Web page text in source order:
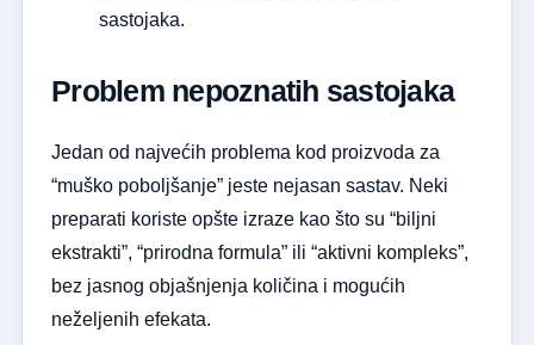
sastojaka.
Problem nepoznatih sastojaka
Jedan od najvećih problema kod proizvoda za
“muško poboljšanje” jeste nejasan sastav. Neki
preparati koriste opšte izraze kao što su “biljni
ekstrakti”, “prirodna formula” ili “aktivni kompleks”,
bez jasnog objašnjenja količina i mogućih
neželjenih efekata.